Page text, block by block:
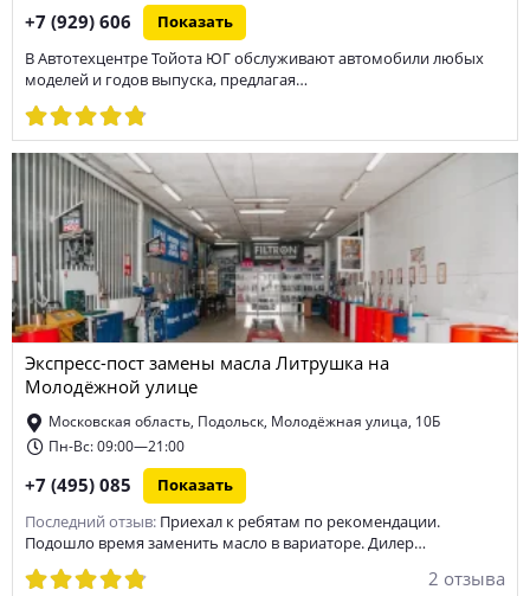
+7 (929) 606 Показать
В Автотехцентре Тойота ЮГ обслуживают автомобили любых
моделей и годов выпуска, предлагая…
Экспресс-пост замены масла Литрушка на
Молодёжной улице
Московская область, Подольск, Молодёжная улица, 10Б
Пн-Вс: 09:00—21:00
+7 (495) 085 Показать
Последний отзыв: Приехал к ребятам по рекомендации.
Подошло время заменить масло в вариаторе. Дилер…
2 отзыва